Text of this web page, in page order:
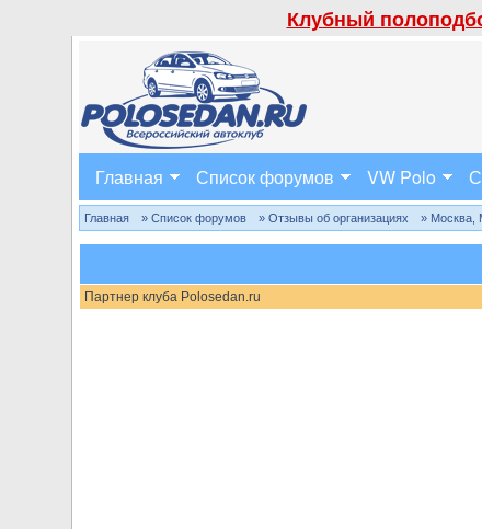
Клубный
Главная Список форумов VW Polo
Главная » Список форумов » Отзывы об организациях » Москва,
Партнер клуба Polosedan.ru